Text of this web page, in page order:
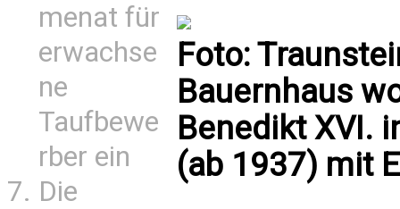
menat für
erwachse
ne
Taufbewe
rber ein
Die
Foto:
Bauernhaus
Benedikt XVI.
(ab 1937) mit